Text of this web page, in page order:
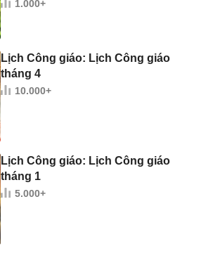
1.000+
Lịch Công giáo: Lịch Công giáo
tháng 4
10.000+
Lịch Công giáo: Lịch Công giáo
tháng 1
5.000+